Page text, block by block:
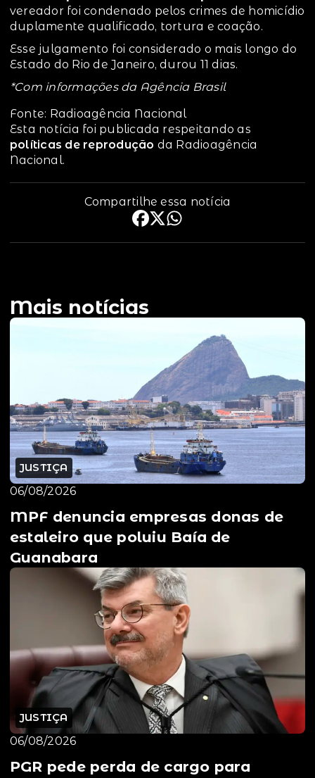
vereador foi condenado pelos crimes de homicídio
duplamente qualificado, tortura e coação.
Esse julgamento foi considerado o mais longo do
Estado do Rio de Janeiro, durou 11 dias.
*Com informações da Agência Brasil
Fonte: Radioagência Nacional
Esta notícia foi publicada respeitando as
políticas de reprodução da Radioagência
Nacional.
Compartilhe essa notícia
Mais notícias
JUSTIÇA
06/08/2026
MPF denuncia empresas donas de
estaleiro que poluiu Baía de
Guanabara
JUSTIÇA
06/08/2026
PGR pede perda de cargo para